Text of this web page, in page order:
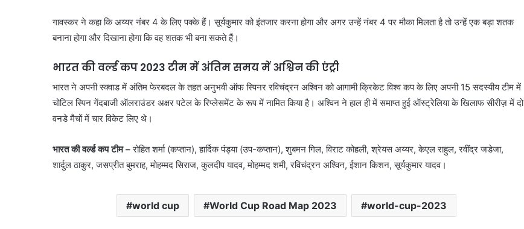
गावस्कर ने कहा कि अय्यर नंबर 4 के लिए पक्के हैं। सूर्यकुमार को इंतजार करना होगा और अगर उन्हें नंबर 4 पर मौका मिलता है तो उन्हें एक बड़ा शतक
बनाना होगा और दिखाना होगा कि वह शतक भी बना सकते हैं।
भारत की वर्ल्ड कप 2023 टीम में अंतिम समय में अश्विन की एंट्री
भारत ने अपनी स्क्वाड में अंतिम फेरबदल के तहत अनुभवी ऑफ स्पिनर रविचंद्रन अश्विन को आगामी क्रिकेट विश्व कप के लिए अपनी 15 सदस्यीय टीम में
चोटिल स्पिन गेंदबाजी ऑलराउंडर अक्षर पटेल के रिप्लेसमेंट के रूप में नामित किया है। अश्विन ने हाल ही में समाप्त हुई ऑस्ट्रेलिया के खिलाफ सीरीज़ में दो
वनडे मैचों में चार विकेट लिए थे।
भारत की वर्ल्ड कप टीम –रोहित शर्मा (कप्तान), हार्दिक पंड्या (उप-कप्तान), शुबमन गिल, विराट कोहली, श्रेयस अय्यर, केएल राहुल, रवींद्र जडेजा,
शार्दुल ठाकुर, जसप्रीत बुमराह, मोहम्मद सिराज, कुलदीप यादव, मोहम्मद शमी, रविचंद्रन अश्विन, ईशान किशन, सूर्यकुमार यादव।
world cup World Cup Road Map 2023 world-cup-2023